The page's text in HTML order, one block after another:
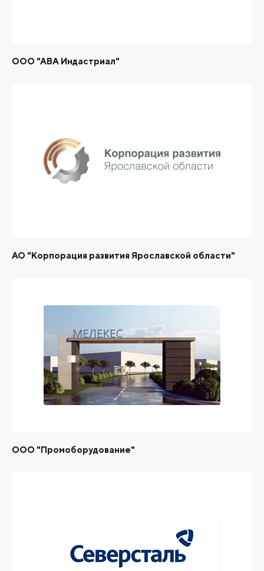
ООО "АВА Индастриал"
АО "Корпорация развития Ярославской области"
ООО "Промоборудование"